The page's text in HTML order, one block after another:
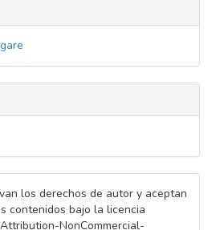
los derechos de autor y aceptan
contenidos bajo la licencia
NonCommercial-